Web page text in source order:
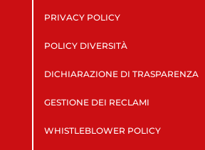
PRIVACY POLICY
POLICY DIVERSITÀ
DICHIARAZIONE DI TRASPARENZA
GESTIONE DEI RECLAMI
WHISTLEBLOWER POLICY